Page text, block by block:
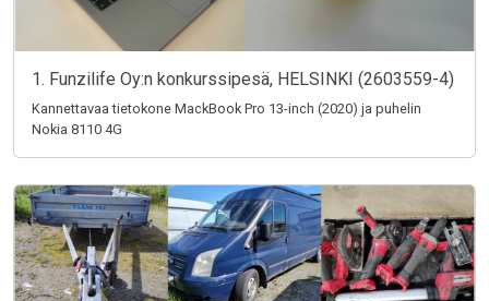
1. Funzilife Oy:n konkurssipesä, HELSINKI (2603559-4)
Kannettavaa tietokone MackBook Pro 13-inch (2020) ja puhelin
Nokia 8110 4G